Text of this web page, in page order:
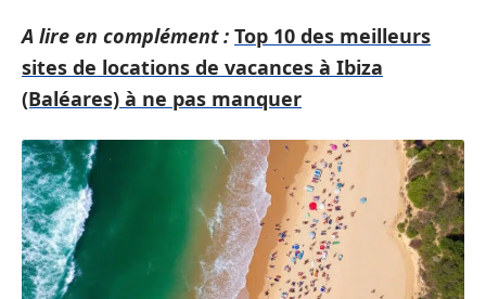
A lire en complément : Top 10 des meilleurs
sites de locations de vacances à Ibiza
(Baléares) à ne pas manquer